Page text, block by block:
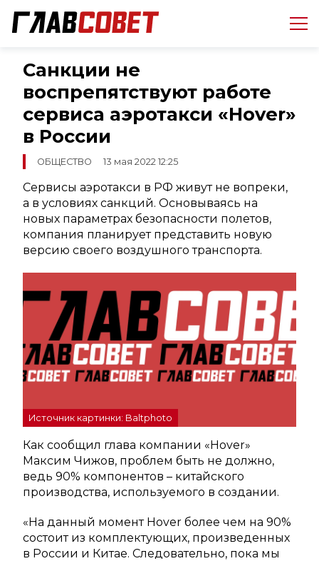
Санкции не
воспрепятствуют работе
сервиса аэротакси «Hover»
в России
ОБЩЕСТВО 13 мая 2022 12:25
Сервисы аэротакси в РФ живут не вопреки,
а в условиях санкций. Основываясь на
новых параметрах безопасности полетов,
компания планирует представить новую
версию своего воздушного транспорта.
Источник картинки: Baltphoto
Как сообщил глава компании «Hover»
Максим Чижов, проблем быть не должно,
ведь 90% компонентов – китайского
производства, используемого в создании.
«На данный момент Hover более чем на 90%
состоит из комплектующих, произведенных
в России и Китае. Следовательно, пока мы